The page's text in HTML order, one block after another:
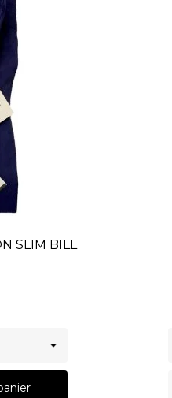
SLIM BILL